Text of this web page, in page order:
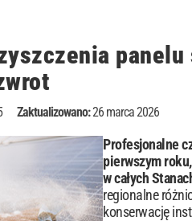
Zaktualizowano:26 marca 2026
Profesjonalne
pierwszym
w całych
regionalne
konserwację